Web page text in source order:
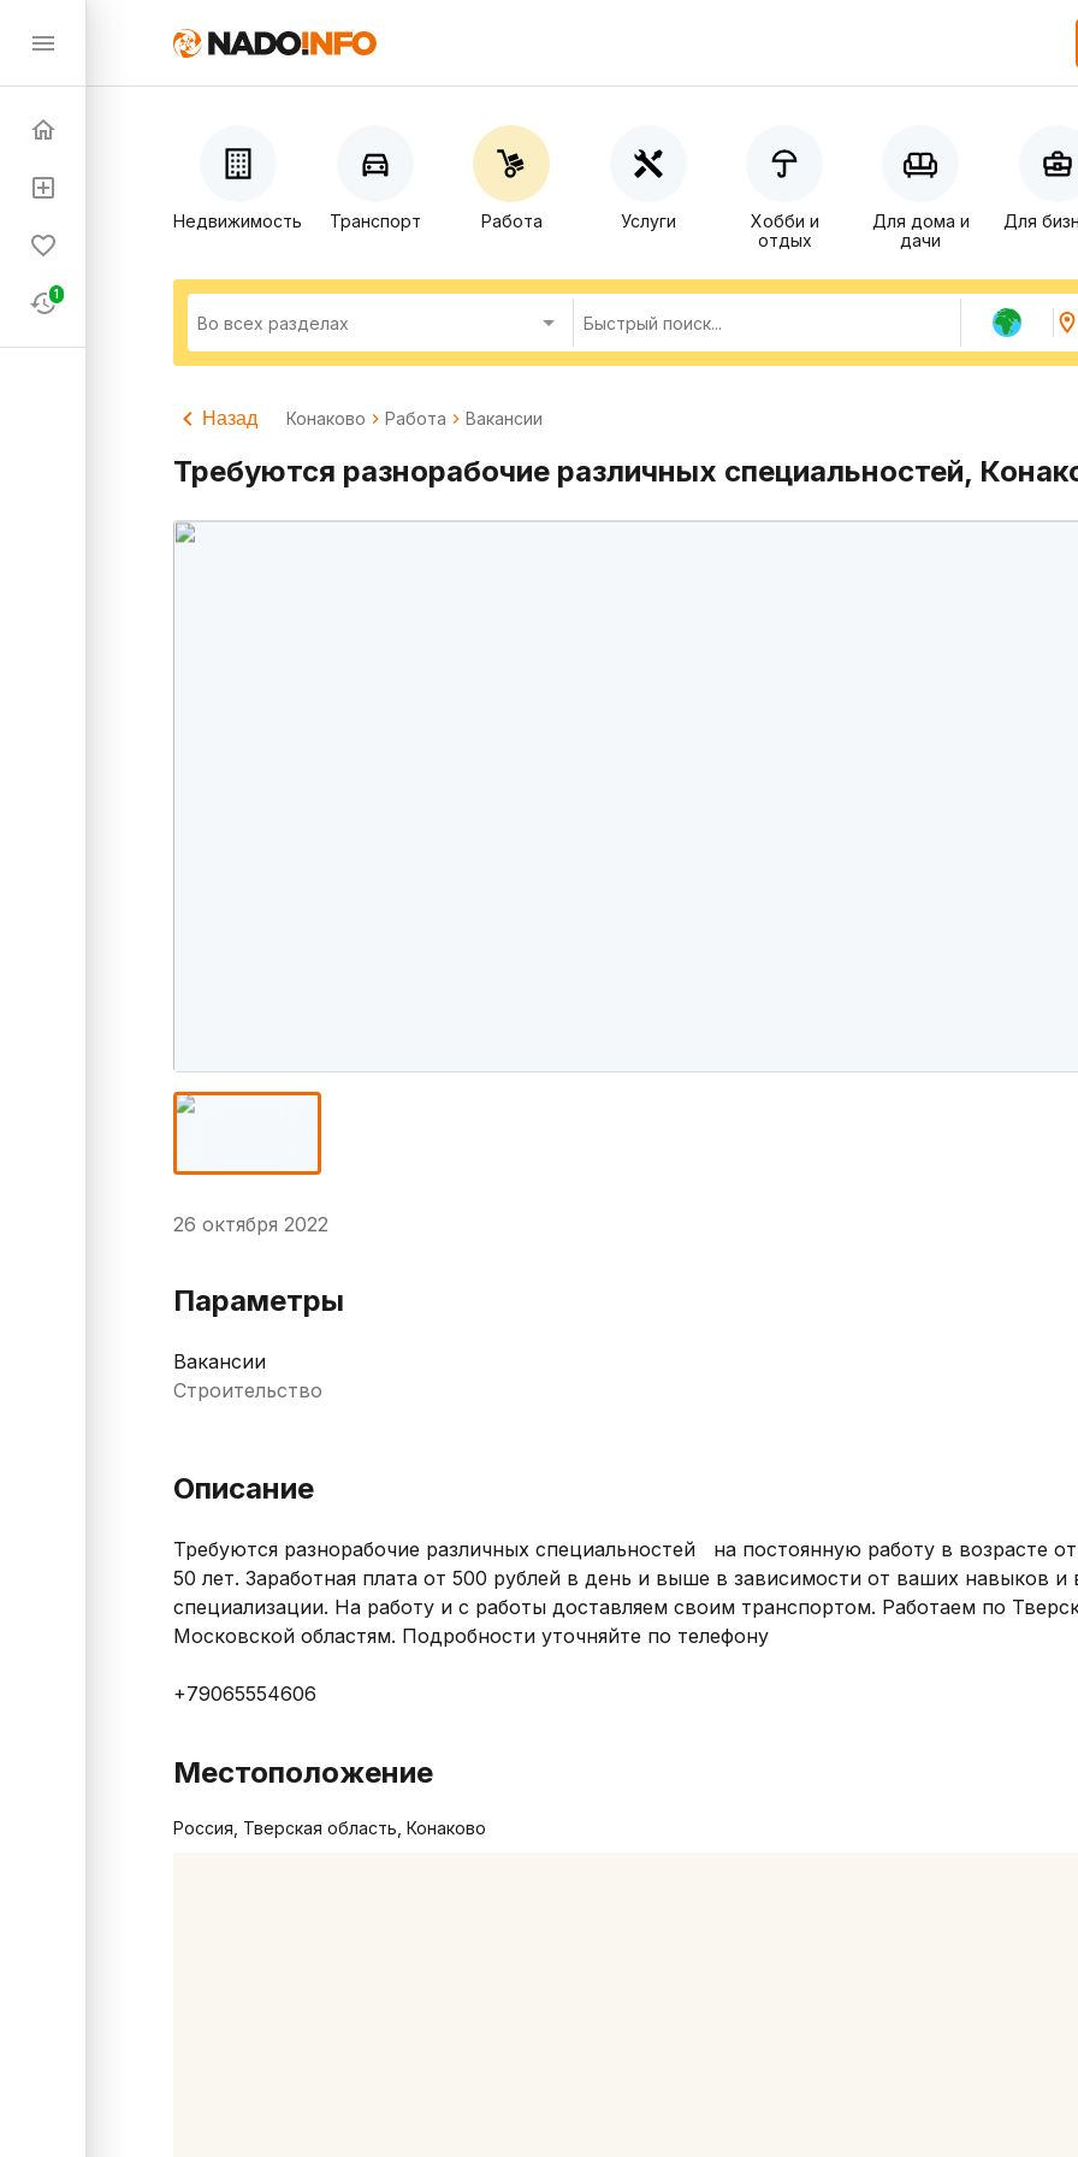
1
Недвижимость Транспорт Работа Услуги
Хобби и
отдых
Для дома и
дачи
Для
Назад Конаково Работа Вакансии
Требуются разнорабочие различных специальностей,
26 октября 2022
Параметры
Вакансии
Строительство
Описание
Требуются разнорабочие различных специальностей   на постоянную работу в возрасте
50 лет. Заработная плата от 500 рублей в день и выше в зависимости от ваших навыков и
специализации. На работу и с работы доставляем своим транспортом. Работаем по
Московской областям. Подробности уточняйте по телефону
+79065554606
Местоположение
Россия, Тверская область, Конаково